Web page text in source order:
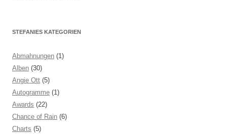
STEFANIES KATEGORIEN
Abmahnungen (1)
Alben (30)
Angie Ott (5)
Autogramme (1)
Awards (22)
Chance of Rain (6)
Charts (5)